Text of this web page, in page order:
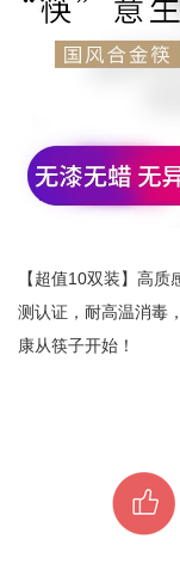
【超值10双装】高
测认证，耐高温消毒
康从筷子开始！